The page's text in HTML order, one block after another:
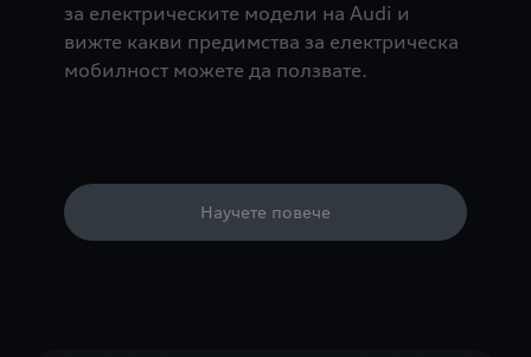
за електрическите модели на Audi и
вижте какви предимства за електрическа
мобилност можете да ползвате.
Научете повече